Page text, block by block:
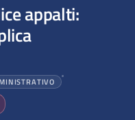
appalti: